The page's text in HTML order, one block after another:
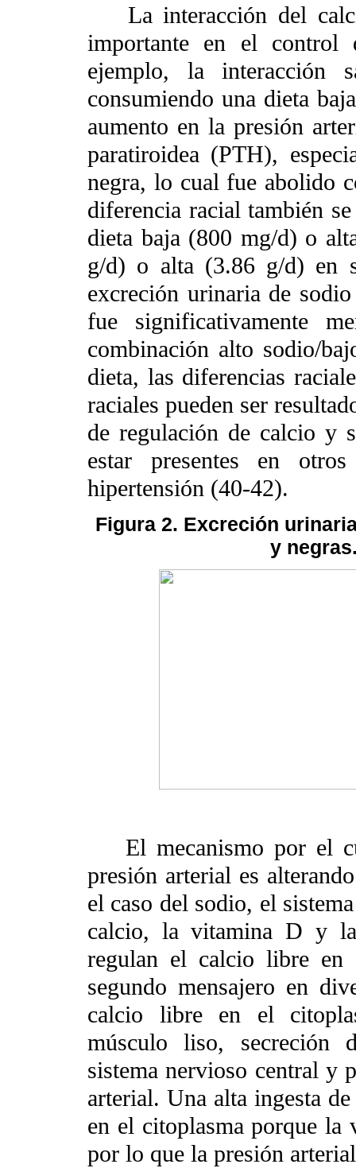
La interacción del
importante en el control
ejemplo, la interacción
consumiendo una dieta
aumento en la presión
paratiroidea (PTH),
negra, lo cual fue abolido
diferencia racial también
dieta baja (800 mg/d) o
g/d) o alta (3.86 g/d) en
excreción urinaria de
fue significativamente
combinación alto sodio/
dieta, las diferencias
raciales pueden ser
de regulación de calcio y
estar presentes en
hipertensión (40-42).
Figura 2. Excreción
y
El mecanismo por el
presión arterial es
el caso del sodio, el
calcio, la vitamina D y
regulan el calcio libre
segundo mensajero en
calcio libre en el
músculo liso, secreción
sistema nervioso central y
arterial. Una alta ingesta
en el citoplasma porque
por lo que la presión